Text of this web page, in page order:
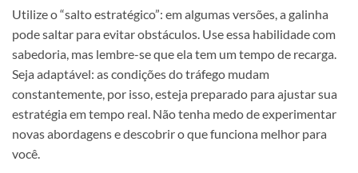
Utilize o “salto estratégico”: em algumas versões, a galinha
pode saltar para evitar obstáculos. Use essa habilidade com
sabedoria, mas lembre-se que ela tem um tempo de recarga.
Seja adaptável: as condições do tráfego mudam
constantemente, por isso, esteja preparado para ajustar sua
estratégia em tempo real. Não tenha medo de experimentar
novas abordagens e descobrir o que funciona melhor para
você.